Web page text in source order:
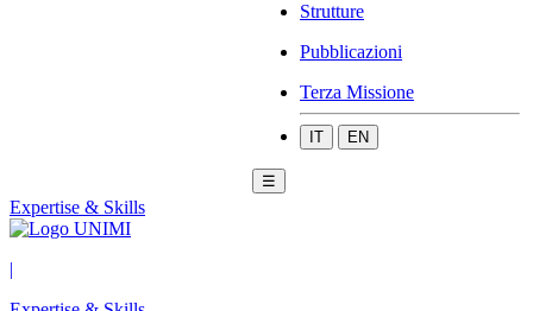
Strutture
Pubblicazioni
Terza Missione
IT EN
☰
Expertise & Skills
|